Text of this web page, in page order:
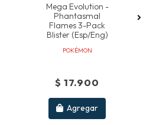
Mega Evolution -
Phantasmal
Flames 3-Pack
Blister (esp/eng)
POKÉMON
$ 17.900
Agregar